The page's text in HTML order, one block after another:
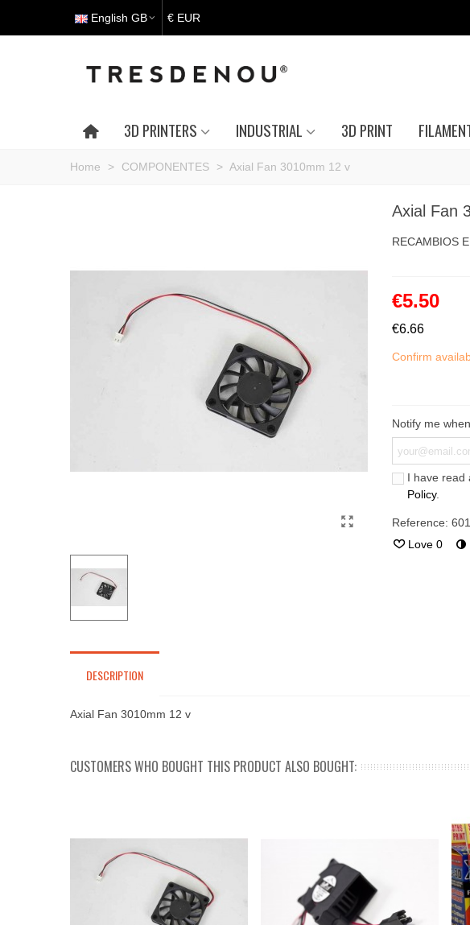
English GB € EUR
3D PRINTERS INDUSTRIAL 3D PRINT
Home > COMPONENTES > Axial Fan 3010mm 12 v
Axial Fan
RECAMBIOS
€5.50
€6.66
Confirm
Notify me
I have read
Policy.
Reference:
Love 0
DESCRIPTION
Axial Fan 3010mm 12 v
CUSTOMERS WHO BOUGHT THIS PRODUCT ALSO BOUGHT: